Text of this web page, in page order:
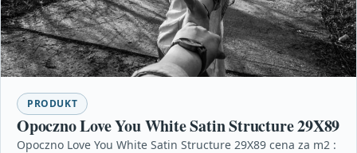
PRODUKT
Opoczno Love You White Satin Structure 29X89
Opoczno Love You White Satin Structure 29X89 cena za m2 :